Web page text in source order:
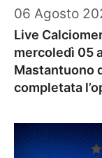
06 Agosto
Live
mercoledì 05
Mastantuono
completata